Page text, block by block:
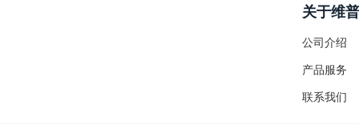
关于维普
公司介绍
产品服务
联系我们